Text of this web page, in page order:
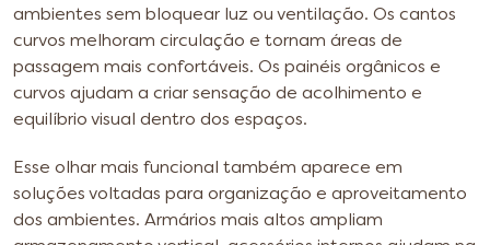
ambientes sem bloquear luz ou ventilação. Os cantos
curvos melhoram circulação e tornam áreas de
passagem mais confortáveis. Os painéis orgânicos e
curvos ajudam a criar sensação de acolhimento e
equilíbrio visual dentro dos espaços.
Esse olhar mais funcional também aparece em
soluções voltadas para organização e aproveitamento
dos ambientes. Armários mais altos ampliam